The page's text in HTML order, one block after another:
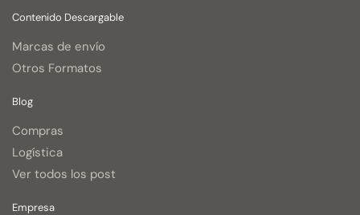
Contenido Descargable
Marcas de envío
Otros Formatos
Blog
Compras
Logística
Ver todos los post
Empresa